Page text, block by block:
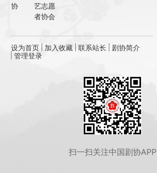
协
艺志愿
者协会
设为首页 加入收藏 联系站长
剧协简介
管理登录
扫一扫关注中国剧协APP